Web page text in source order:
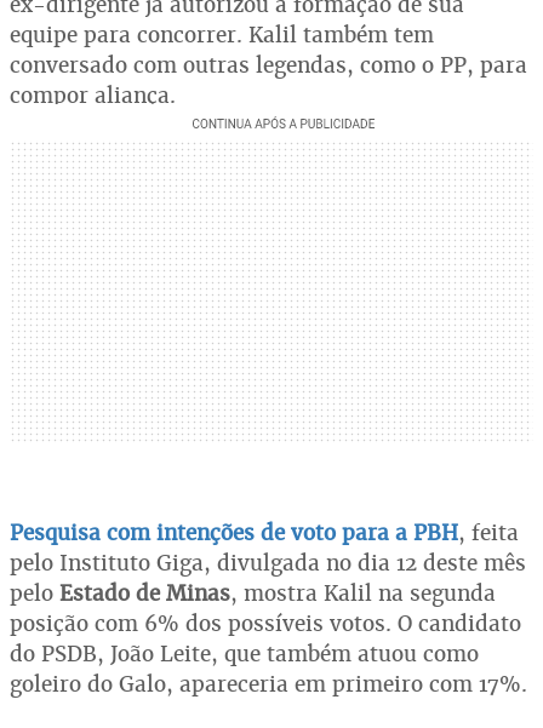
equipe para concorrer. Kalil também tem
conversado com outras legendas, como o PP, para
compor aliança.
Pesquisa com intenções de voto para a PBH, feita
pelo Instituto Giga, divulgada no dia 12 deste mês
pelo Estado de Minas, mostra Kalil na segunda
posição com 6% dos possíveis votos. O candidato
do PSDB, João Leite, que também atuou como
goleiro do Galo, apareceria em primeiro com 17%.